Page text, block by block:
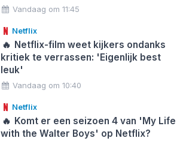
Vandaag om 11:45
Netflix
🔥 Netflix-film weet kijkers ondanks
kritiek te verrassen: 'Eigenlijk best
leuk'
Vandaag om 10:40
Netflix
🔥 Komt er een seizoen 4 van 'My Life
with the Walter Boys' op Netflix?